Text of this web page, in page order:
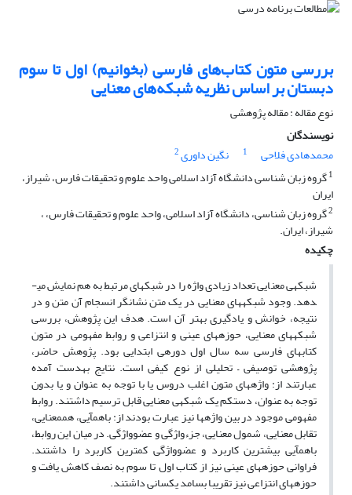
بررسی متون کتاب‌های فارسی (بخوانیم) اول تا سوم
دبستان بر اساس نظریه‌ شبکه‌های معنایی
نوع مقاله : مقاله پژوهشی
نویسندگان
محمدهادی فلاحی
1 نگین داوری2
1گروه زبان شناسی دانشگاه آزاد اسلامی واحد علوم و تحقیقات فارس، شیراز،
ایران
2گروه زبان شناسی، دانشگاه آزاد اسلامی، واحد علوم و تحقیقات فارس، ،
شیراز، ایران.
چکیده
شبکه­ی معنایی تعداد زیادی واژه را در شبکه­ای مرتبط به هم نمایش می­
دهد. وجود شبکه­های معنایی در یک متن نشانگر انسجام آن متن و در
نتیجه، خوانش و یادگیری بهتر آن است. هدف این پژوهش، بررسی
شبکه­های معنایی، حوزه­های عینی و انتزاعی و روابط مفهومی در متون
کتاب­های فارسی سه سال اول دوره­ی ابتدایی بود. پژوهش حاضر،
پژوهشی توصیفی – تحلیلی از نوع کیفی است. نتایج به­دست آمده
عبارتند از: واژه­های متون اغلب دروس یا با توجه به عنوان و یا بدون
توجه به عنوان، دست­کم یک شبکه­ی معنایی قابل ترسیم داشتند. روابط
مفهومی موجود در بین واژه­ها نیز عبارت بودند از: باهم­آیی، هم­معنایی،
تقابل معنایی، شمول معنایی، جزء­واژگی و عضوواژگی. در میان این روابط،
باهم­آیی بیشترین کاربرد و عضوواژگی کمترین کاربرد را داشتند.
فراوانی حوزه­های عینی نیز از کتاب اول تا سوم به نصف کاهش یافت و
حوزه­های انتزاعی نیز تقریبا بسامد یکسانی داشتند.